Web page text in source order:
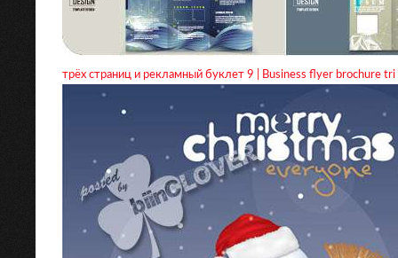
трёх страниц и рекламный буклет 9 | Business flyer brochure